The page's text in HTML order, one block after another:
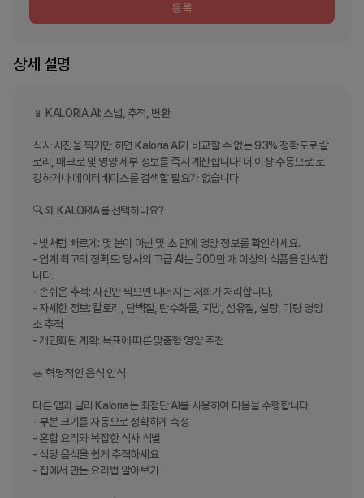
등록
상세 설명
📱 KALORIA AI: 스냅, 추적, 변환
식사 사진을 찍기만 하면 Kaloria AI가 비교할 수 없는 93% 정확도로 칼
로리, 매크로 및 영양 세부 정보를 즉시 계산합니다! 더 이상 수동으로 로
깅하거나 데이터베이스를 검색할 필요가 없습니다.
🔍 왜 KALORIA를 선택하나요?
- 빛처럼 빠르게: 몇 분이 아닌 몇 초 만에 영양 정보를 확인하세요.
- 업계 최고의 정확도: 당사의 고급 AI는 500만 개 이상의 식품을 인식합
니다.
- 손쉬운 추적: 사진만 찍으면 나머지는 저희가 처리합니다.
- 자세한 정보: 칼로리, 단백질, 탄수화물, 지방, 섬유질, 설탕, 미량 영양
소 추적
- 개인화된 계획: 목표에 따른 맞춤형 영양 추천
🥗 혁명적인 음식 인식
다른 앱과 달리 Kaloria는 최첨단 AI를 사용하여 다음을 수행합니다.
- 부분 크기를 자동으로 정확하게 측정
- 혼합 요리와 복잡한 식사 식별
- 식당 음식을 쉽게 추적하세요
- 집에서 만든 요리법 알아보기